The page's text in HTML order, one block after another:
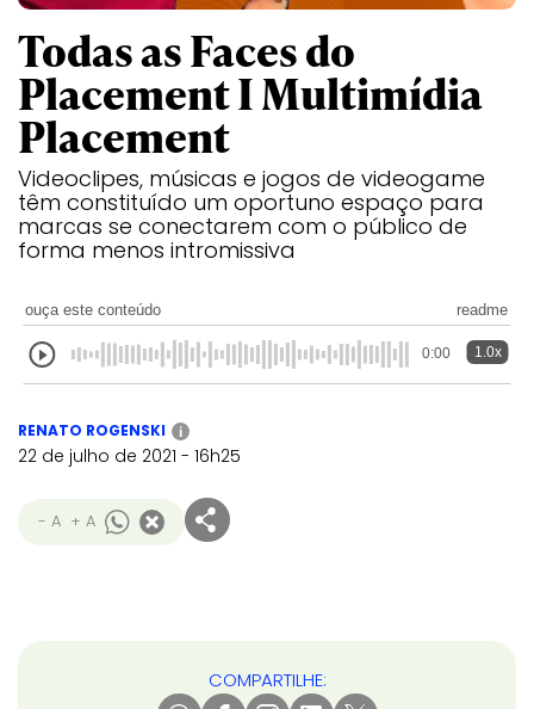
Todas as Faces do
Placement I Multimídia
Placement
Videoclipes, músicas e jogos de videogame
têm constituído um oportuno espaço para
marcas se conectarem com o público de
forma menos intromissiva
ouça este conteúdo readme
0:00 1.0x
RENATO ROGENSKI i
22 de julho de 2021 - 16h25
- A + A
COMPARTILHE: